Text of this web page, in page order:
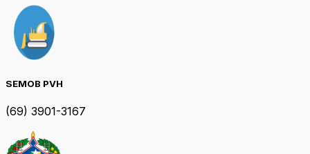
SEMOB PVH
(69) 3901-3167